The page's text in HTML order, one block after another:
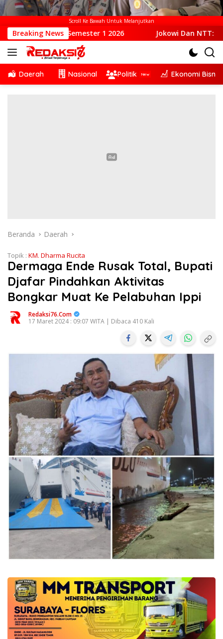
Scroll Ke Bawah Untuk Melanjutkan
Breaking News
1 2026 Jokowi Dan NTT: Kepemimpinan Yang
Daerah Nasional Politik Ekonomi Bisnis
Beranda Daerah
Topik : KM. Dharma Rucita
Dermaga Ende Rusak Total, Bupati
Djafar Pindahkan Aktivitas
Bongkar Muat Ke Pelabuhan Ippi
Redaksi76.com
17 Maret 2024 : 09:07 WITA | Dibaca 410 Kali